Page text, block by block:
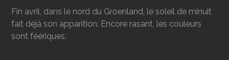
Fin avril, dans le nord du Groenland, le soleil de minuit
fait déjà son apparition. Encore rasant, les couleurs
sont féériques.